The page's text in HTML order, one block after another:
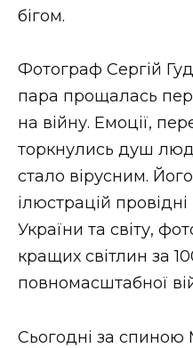
бігом.
Фотограф Сергій
пара прощалась
на війну. Емоції,
торкнулись душ
стало вірусним.
ілюстрацій
України та світу,
кращих світлин за
повномасштабної
Сьогодні за спиною